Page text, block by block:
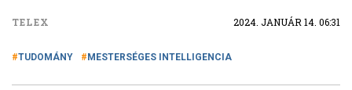
TELEX 2024. JANUÁR 14. 06:31
TUDOMÁNY MESTERSÉGES INTELLIGENCIA